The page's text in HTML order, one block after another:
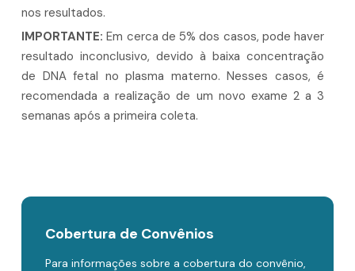
nos resultados.
IMPORTANTE: Em cerca de 5% dos casos, pode haver
resultado inconclusivo, devido à baixa concentração
de DNA fetal no plasma materno. Nesses casos, é
recomendada a realização de um novo exame 2 a 3
semanas após a primeira coleta.
Cobertura de Convênios
Para informações sobre a cobertura do convênio,